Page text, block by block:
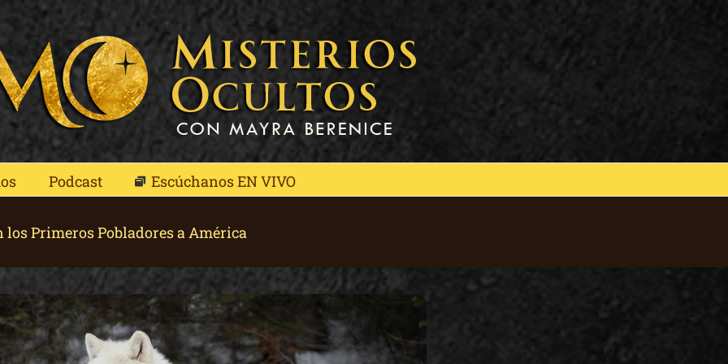
Podcast Escúchanos EN VIVO
Primeros Pobladores a América